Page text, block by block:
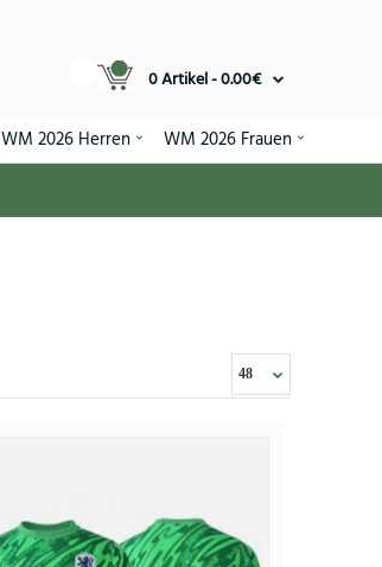
0 Artikel - 0.00€
WM 2026 Herren WM 2026 Frauen